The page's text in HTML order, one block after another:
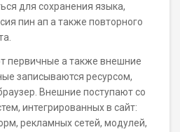
для сохранения языка,
пин ап а также повторного
первичные а также внешние
записываются ресурсом,
Внешние поступают со
интегрированных в сайт:
рекламных сетей, модулей,